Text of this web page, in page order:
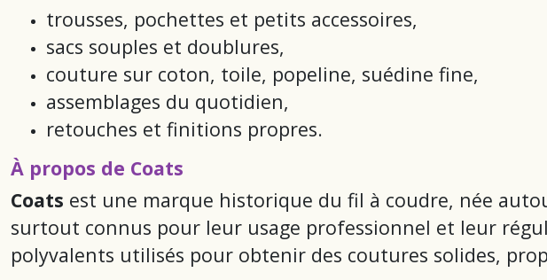
trousses, pochettes et petits accessoires,
sacs souples et doublures,
couture sur coton, toile, popeline, suédine fine,
assemblages du quotidien,
retouches et finitions propres.
À propos de Coats
Coats est une marque historique du fil à coudre, née
surtout connus pour leur usage professionnel et leur
polyvalents utilisés pour obtenir des coutures solides,